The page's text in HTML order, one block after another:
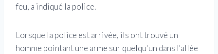
feu, a indiqué la police.
Lorsque la police est arrivée, ils ont trouvé un
homme pointant une arme sur quelqu'un dans l'allée